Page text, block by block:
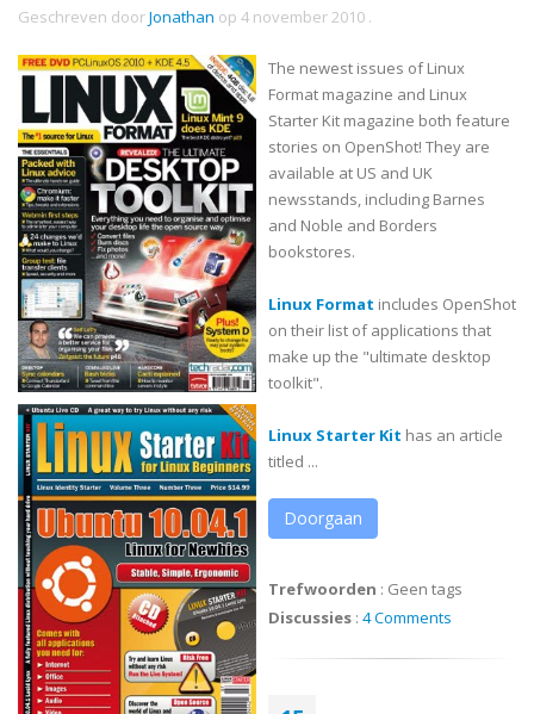
Geschreven doorJonathan op 4 november 2010 .
The newest issues of Linux
Format magazine and Linux
Starter Kit magazine both feature
stories on OpenShot! They are
available at US and UK
newsstands, including Barnes
and Noble and Borders
bookstores.
Linux Format includes OpenShot
on their list of applications that
make up the "ultimate desktop
toolkit".
Linux Starter Kit has an article
titled ...
Doorgaan
Trefwoorden : Geen tags
Discussies : 4 Comments